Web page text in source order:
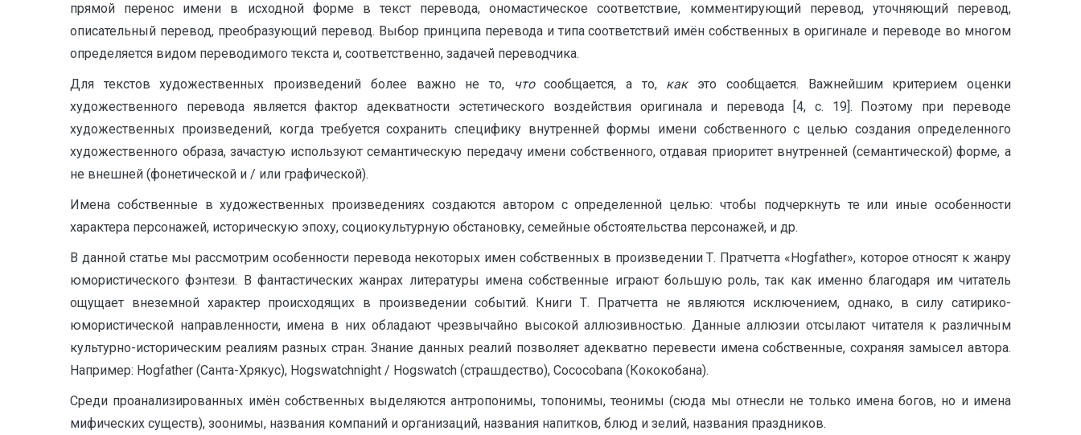
прямой перенос имени в исходной форме в текст перевода, ономастическое соответствие, комментирующий перевод, уточняющий перевод,
описательный перевод, преобразующий перевод. Выбор принципа перевода и типа соответствий имён собственных в оригинале и переводе во многом
определяется видом переводимого текста и, соответственно, задачей переводчика.
Для текстов художественных произведений более важно не то,
чтосообщается, а то, как это сообщается. Важнейшим критерием оценки
художественного перевода является фактор адекватности эстетического воздействия оригинала и перевода [4, с. 19]. Поэтому при переводе
художественных произведений, когда требуется сохранить специфику внутренней формы имени собственного с целью создания определенного
художественного образа, зачастую используют семантическую передачу имени собственного, отдавая приоритет внутренней (семантической) форме, а
не внешней (фонетической и / или графической).
Имена собственные в художественных произведениях создаются автором с определенной целью: чтобы подчеркнуть те или иные особенности
характера персонажей, историческую эпоху, социокультурную обстановку, семейные обстоятельства персонажей, и др.
В данной статье мы рассмотрим особенности перевода некоторых имен собственных в произведении Т. Пратчетта «Hogfather», которое относят к жанру
юмористического фэнтези. В фантастических жанрах литературы имена собственные играют большую роль, так как именно благодаря им читатель
ощущает внеземной характер происходящих в произведении событий. Книги Т. Пратчетта не являются исключением, однако, в силу сатирико-
юмористической направленности, имена в них обладают чрезвычайно высокой аллюзивностью. Данные аллюзии отсылают читателя к различным
культурно-историческим реалиям разных стран. Знание данных реалий позволяет адекватно перевести имена собственные, сохраняя замысел автора.
Например: Hogfather (Санта-Хрякус), Hogswatchnight / Hogswatch (страшдество), Cococobana (Кококобана).
Среди проанализированных имён собственных выделяются антропонимы, топонимы, теонимы (сюда мы отнесли не только имена богов, но и имена
мифических существ), зоонимы, названия компаний и организаций, названия напитков, блюд и зелий, названия праздников.